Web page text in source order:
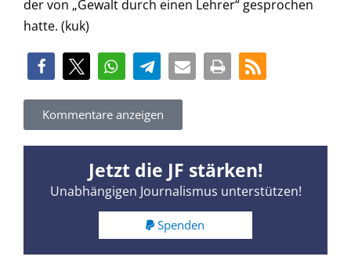
der von „Gewalt durch einen Lehrer“ gesprochen
hatte. (kuk)
Kommentare anzeigen
Jetzt die JF stärken!
Unabhängigen Journalismus unterstützen!
Spenden